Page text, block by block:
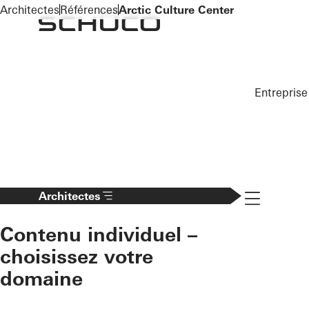
To the main content
Entreprise
Architectes
Contenu individuel –
choisissez votre
domaine
Navigation
ArchitectesRéférencesArctic Culture Center